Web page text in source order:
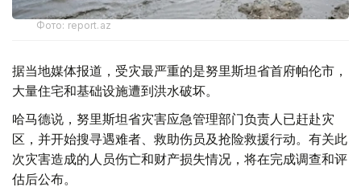
Фото: report.az
据当地媒体报道，受灾最严重的是努里斯坦省首府帕伦市，
大量住宅和基础设施遭到洪水破坏。
哈马德说，努里斯坦省灾害应急管理部门负责人已赶赴灾
区，并开始搜寻遇难者、救助伤员及抢险救援行动。有关此
次灾害造成的人员伤亡和财产损失情况，将在完成调查和评
估后公布。